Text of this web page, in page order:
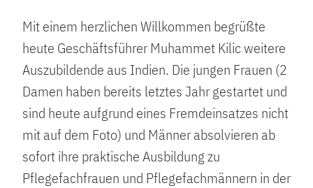
Mit einem herzlichen Willkommen begrüßte
heute Geschäftsführer Muhammet Kilic weitere
Auszubildende aus Indien. Die jungen Frauen (2
Damen haben bereits letztes Jahr gestartet und
sind heute aufgrund eines Fremdeinsatzes nicht
mit auf dem Foto) und Männer absolvieren ab
sofort ihre praktische Ausbildung zu
Pflegefachfrauen und Pflegefachmännern in der